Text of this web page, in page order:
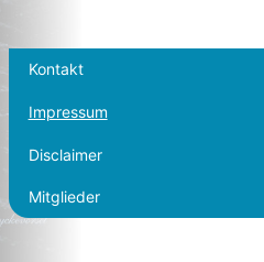
Kontakt
Impressum
Disclaimer
Mitglieder